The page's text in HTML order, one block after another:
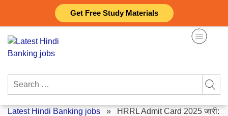
Get Free Study Materials
content
Search
Latest Hindi Banking jobs » HRRL Admit Card 2025 जारी: